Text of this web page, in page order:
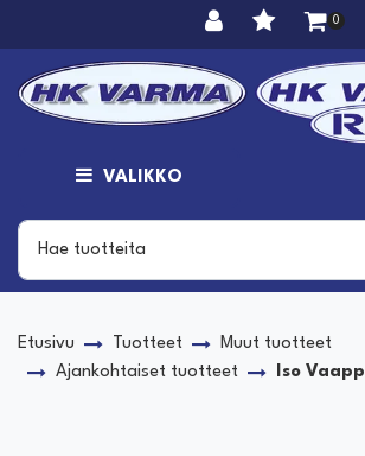
0
VALIKKO
Etusivu Tuotteet
Muut tuotteet
Ajankohtaiset tuotteet
Iso